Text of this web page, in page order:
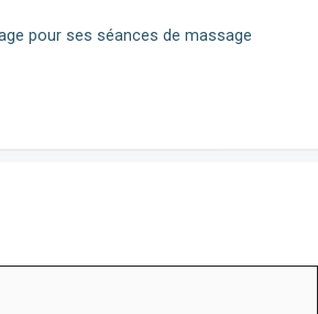
pour ses séances de massage